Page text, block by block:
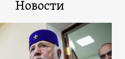
Новости